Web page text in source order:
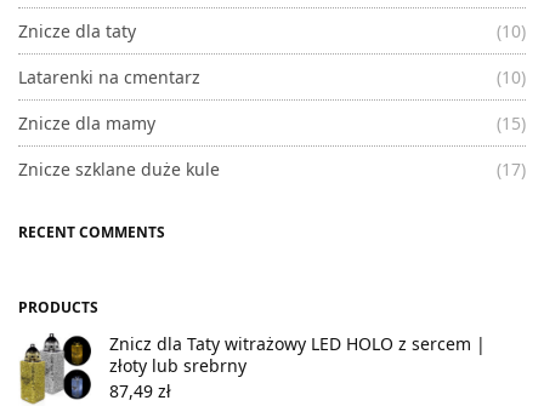
Znicze dla taty
(10)
Latarenki na cmentarz
(10)
Znicze dla mamy
(15)
Znicze szklane duże kule
(17)
RECENT COMMENTS
PRODUCTS
Znicz dla Taty witrażowy LED HOLO z sercem |
złoty lub srebrny
87,49 zł